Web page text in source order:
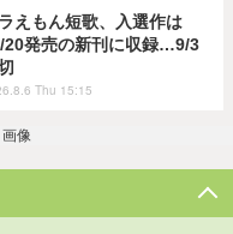
ラえもん短歌、入選作は
20発売の新刊に収録…9/3
Thu 15:15
像